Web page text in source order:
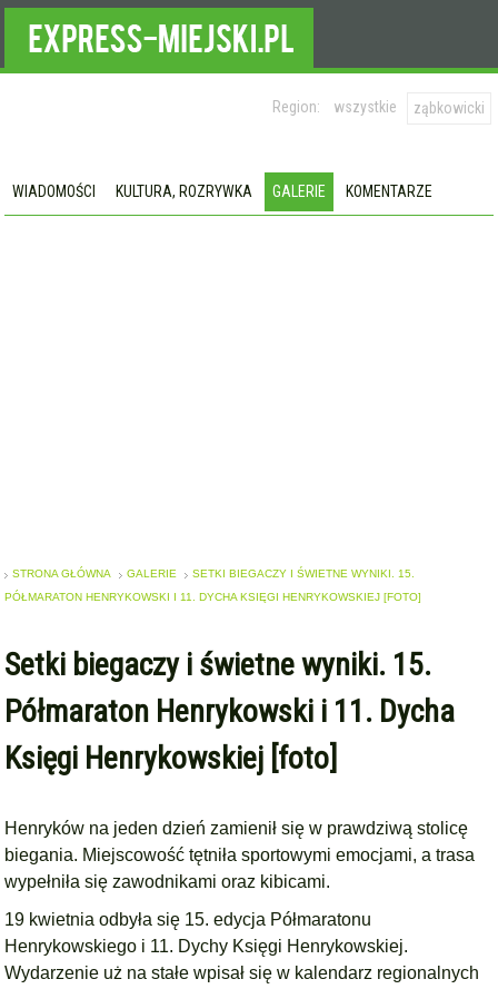
Region: wszystkie ząbkowicki
WIADOMOŚCI KULTURA, ROZRYWKA GALERIE KOMENTARZE
STRONA GŁÓWNA GALERIE
SETKI BIEGACZY I ŚWIETNE WYNIKI. 15.
PÓŁMARATON HENRYKOWSKI I 11. DYCHA KSIĘGI HENRYKOWSKIEJ [FOTO]
Setki biegaczy i świetne wyniki. 15.
Półmaraton Henrykowski i 11. Dycha
Księgi Henrykowskiej [foto]
Henryków na jeden dzień zamienił się w prawdziwą stolicę
biegania. Miejscowość tętniła sportowymi emocjami, a trasa
wypełniła się zawodnikami oraz kibicami.
19 kwietnia odbyła się 15. edycja Półmaratonu
Henrykowskiego i 11. Dychy Księgi Henrykowskiej.
Wydarzenie uż na stałe wpisał się w kalendarz regionalnych